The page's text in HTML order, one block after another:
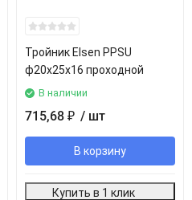
Тройник Elsen PPSU
ф20х25х16 проходной
В наличии
715,68 ₽ / шт
В корзину
Купить в 1 клик